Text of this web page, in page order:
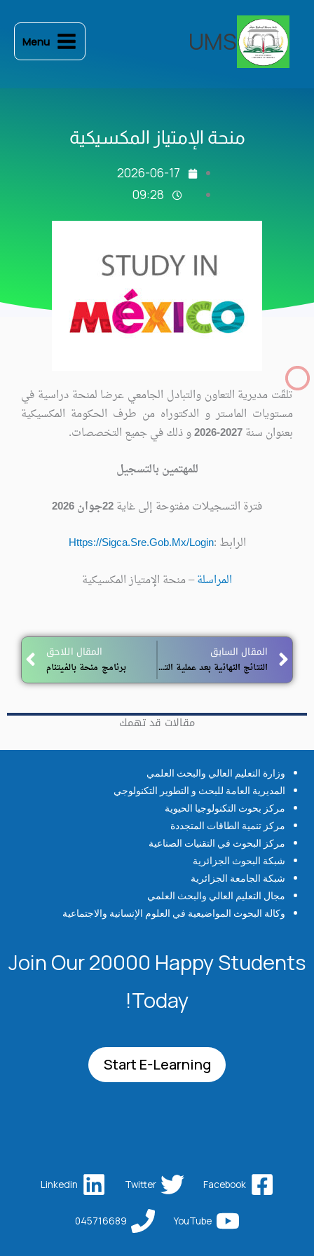
المحتوى
UMS
Menu
منحة الإمتياز المكسيكية
2026-06-17
09:28
تلقّت مديرية التعاون والتبادل الجامعي عرضا لمنحة دراسية في
مستويات الماستر و الدكتوراه من طرف الحكومة المكسيكية
بعنوان سنة2027-2026
و ذلك في جميع التخصصات.
للمهتمين بالتسجيل
فترة التسجيلات مفتوحة إلى غاية
الرابط :Https://Sigca.Sre.Gob.Mx/Login
المراسلة– منحة الإمتياز المكسيكية
Prev
المقال السابق
النتائج النهائية بعد عملية التدقيق في المسابقة على أساس الشهادة للالتحاق برتبة أستاذ مساعد ( الدورة الثانية 2025)
المقال اللاحق
برنامج منحة بالفيتنام
مقالات قد تهمك
وزارة التعليم العالي والبحث العلمي
المديرية العامة للبحث و التطوير التكنولوجي
مركز بحوث التكنولوجيا الحيوية
مركز تنمية الطاقات المتجددة
مركز البحوث في التقنيات الصناعية
شبكة البحوث الجزائرية
شبكة الجامعة الجزائرية
مجال التعليم العالي والبحث العلمي
وكالة البحوث المواضيعية في العلوم الإنسانية والاجتماعية
Join Our 20000 Happy Students​
Today!
Start E-Learning
Facebook
Twitter
Linkedin
YouTube
045716689